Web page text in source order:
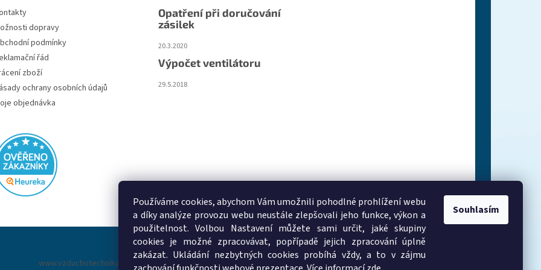
Používáme cookies, abychom Vám umožnili pohodlné prohlížení webu
a díky analýze provozu webu neustále zlepšovali jeho funkce, výkon a
použitelnost. Volbou Nastavení můžete sami určit, jaké skupiny
cookies je možné zpracovávat, popřípadě jejich zpracování úplně
zakázat. Ukládání nezbytných cookies probíhá vždy, a to v zájmu
Souhlasím
dopravy
podmínky
řád
zboží
ochrany osobních údajů
objednávka
Opatření při doručování
zásilek
20.3.2020
Výpočet ventilátoru
29.5.2018
www.vzduchotechnika-ventilatory.cz www.palmat.cz